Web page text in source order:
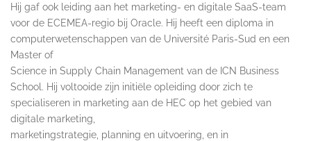
Hij gaf ook leiding aan het marketing- en digitale SaaS-team
voor de ECEMEA-regio bij Oracle. Hij heeft een diploma in
computerwetenschappen van de Université Paris-Sud en een
Master of
Science in Supply Chain Management van de ICN Business
School. Hij voltooide zijn initiële opleiding door zich te
specialiseren in marketing aan de HEC op het gebied van
digitale marketing,
marketingstrategie, planning en uitvoering, en in